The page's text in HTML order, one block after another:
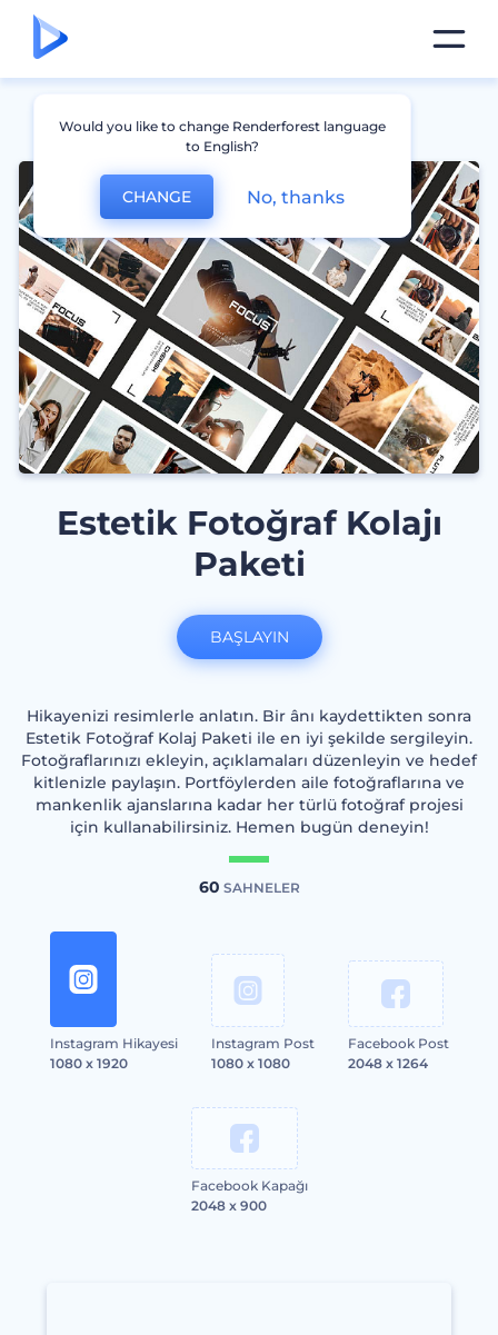
Estetik Fotoğraf Kolajı
Paketi
Hikayenizi resimlerle anlatın. Bir ânı kaydettikten sonra
Estetik Fotoğraf Kolaj Paketi ile en iyi şekilde sergileyin.
Fotoğraflarınızı ekleyin, açıklamaları düzenleyin ve hedef
kitlenizle paylaşın. Portföylerden aile fotoğraflarına ve
mankenlik ajanslarına kadar her türlü fotoğraf projesi
için kullanabilirsiniz. Hemen bugün deneyin!
60 SAHNELER
Instagram Hikayesi
1080 x 1920
Instagram Post
1080 x 1080
Facebook Post
2048 x 1264
Facebook Kapağı
2048 x 900
BAŞLAYIN
Would you like to change Renderforest language
to English?
CHANGE No, thanks